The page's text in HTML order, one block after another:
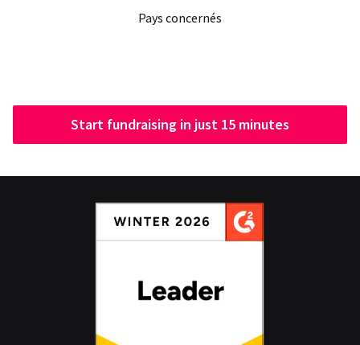
Pays concernés
Start fundraising in just 15 minutes